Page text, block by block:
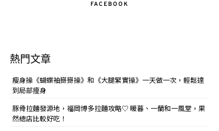
FACEBOOK
熱門文章
瘦身操《蝴蝶袖掰掰操》和《大腿緊實操》一天做一次，輕鬆達
到局部痩身
豚骨拉麵發源地，福岡博多拉麵攻略♡ 暖暮、一蘭和一風堂，果
然總店比較好吃！